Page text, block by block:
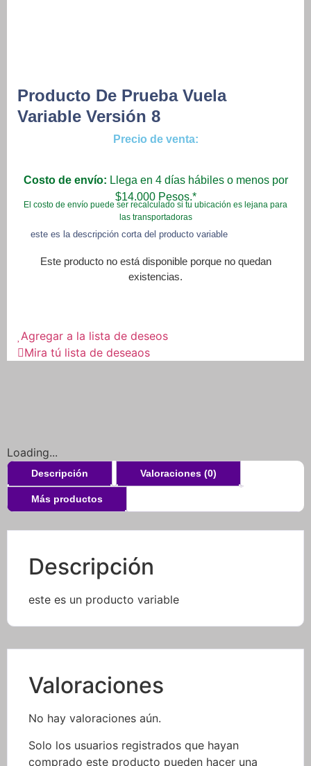
Producto De Prueba Vuela
Variable Versión 8
Precio de venta:
Costo de envío: Llega en 4 días hábiles o menos por
$14.000 Pesos.*
El costo de envío puede ser recalculado si tu ubicación es lejana para
las transportadoras
este es la descripción corta del producto variable
Este producto no está disponible porque no quedan
existencias.
Agregar a la lista de deseos
Mira tú lista de deseaos
Loading...
Descripción Valoraciones (0)
Más productos
Descripción
este es un producto variable
Valoraciones
No hay valoraciones aún.
Solo los usuarios registrados que hayan
comprado este producto pueden hacer una